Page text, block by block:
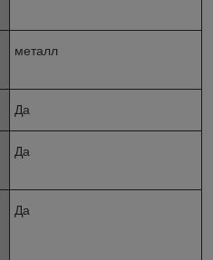
металл
Да
Да
Да